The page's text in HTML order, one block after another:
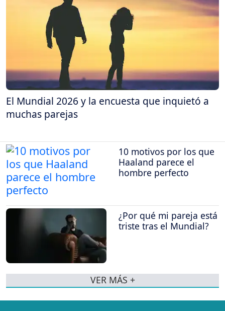
El Mundial 2026 y la encuesta que inquietó a
muchas parejas
10 motivos por los que
Haaland parece el
hombre perfecto
¿Por qué mi pareja está
triste tras el Mundial?
VER MÁS +